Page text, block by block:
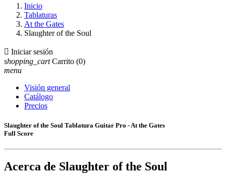
Inicio
Tablaturas
At the Gates
Slaughter of the Soul
 Iniciar sesión
shopping_cart Carrito (0)
menu
Visión general
Catálogo
Precios
Slaughter of the Soul Tablatura Guitar Pro - At the Gates
Full Score
Acerca de Slaughter of the Soul